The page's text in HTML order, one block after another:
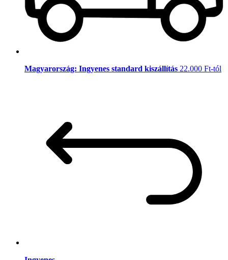
Magyarország: Ingyenes standard kiszállítás 22.000 Ft-tól